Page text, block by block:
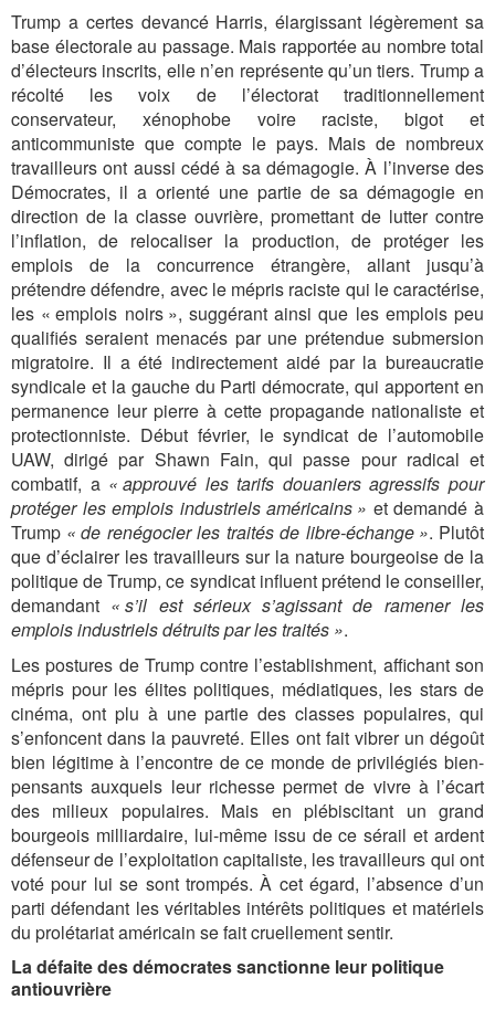
Trump a certes devancé Harris, élargissant légèrement sa
base électorale au passage. Mais rapportée au nombre total
d’électeurs inscrits, elle n’en représente qu’un tiers. Trump a
récolté les voix de l’électorat traditionnellement
conservateur, xénophobe voire raciste, bigot et
anticommuniste que compte le pays. Mais de nombreux
travailleurs ont aussi cédé à sa démagogie. À l’inverse des
Démocrates, il a orienté une partie de sa démagogie en
direction de la classe ouvrière, promettant de lutter contre
l’inflation, de relocaliser la production, de protéger les
emplois de la concurrence étrangère, allant jusqu’à
prétendre défendre, avec le mépris raciste qui le caractérise,
les « emplois noirs », suggérant ainsi que les emplois peu
qualifiés seraient menacés par une prétendue submersion
migratoire. Il a été indirectement aidé par la bureaucratie
syndicale et la gauche du Parti démocrate, qui apportent en
permanence leur pierre à cette propagande nationaliste et
protectionniste. Début février, le syndicat de l’automobile
UAW, dirigé par Shawn Fain, qui passe pour radical et
combatif, a « approuvé les tarifs douaniers agressifs pour
protéger les emplois industriels américains » et demandé à
Trump « de renégocier les traités de libre-échange ». Plutôt
que d’éclairer les travailleurs sur la nature bourgeoise de la
politique de Trump, ce syndicat influent prétend le conseiller,
demandant « s’il est sérieux s’agissant de ramener les
emplois industriels détruits par les traités ».
Les postures de Trump contre l’establishment, affichant son
mépris pour les élites politiques, médiatiques, les stars de
cinéma, ont plu à une partie des classes populaires, qui
s’enfoncent dans la pauvreté. Elles ont fait vibrer un dégoût
bien légitime à l’encontre de ce monde de privilégiés bien-
pensants auxquels leur richesse permet de vivre à l’écart
des milieux populaires. Mais en plébiscitant un grand
bourgeois milliardaire, lui-même issu de ce sérail et ardent
défenseur de l’exploitation capitaliste, les travailleurs qui ont
voté pour lui se sont trompés. À cet égard, l’absence d’un
parti défendant les véritables intérêts politiques et matériels
du prolétariat américain se fait cruellement sentir.
La défaite des démocrates sanctionne leur politique
antiouvrière